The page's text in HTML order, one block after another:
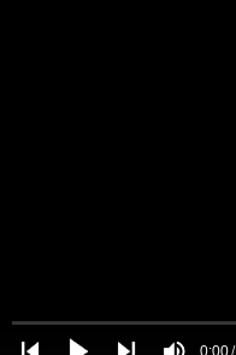
0:00/
Loaded:
0%